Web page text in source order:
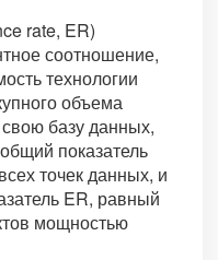
rate, ER)
соотношение,
технологии
объема
базу данных,
показатель
точек данных, и
ER, равный
мощностью